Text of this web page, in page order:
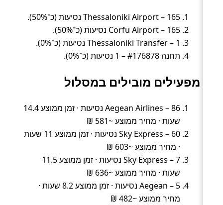
Thessaloniki Airport – 165 נסיעות (כ־50%).
Corfu Airport – 165 נסיעות (כ־50%).
Thessaloniki Transfer – 1 נסיעות (כ־0%).
תחנה #176878 – 1 נסיעות (כ־0%).
מפעילים מובילים במסלול
Aegean Airlines – 86 נסיעות · זמן ממוצע 14.4
שעות · מחיר ממוצע ~581 ₪
Sky Express – 60 נסיעות · זמן ממוצע 11 שעות
· מחיר ממוצע ~603 ₪
Sky Express – 7 נסיעות · זמן ממוצע 11.5
שעות · מחיר ממוצע ~636 ₪
Aegean – 5 נסיעות · זמן ממוצע 8.2 שעות ·
מחיר ממוצע ~482 ₪